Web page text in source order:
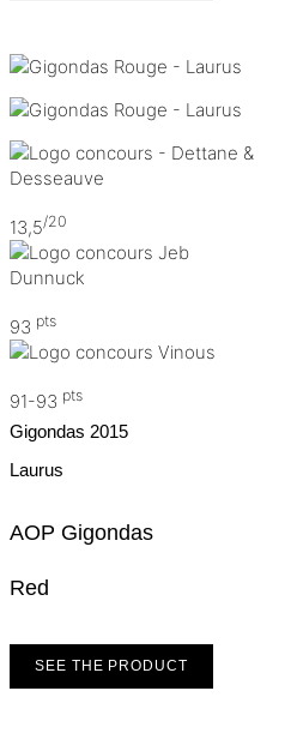
13,5/20
93 pts
91-93 pts
Gigondas 2015
Laurus
AOP Gigondas
Red
SEE THE PRODUCT